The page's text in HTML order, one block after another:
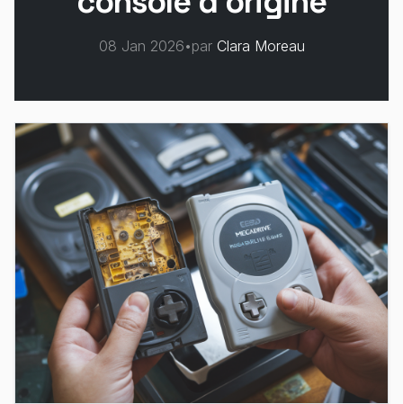
08 Jan 2026•par Clara Moreau